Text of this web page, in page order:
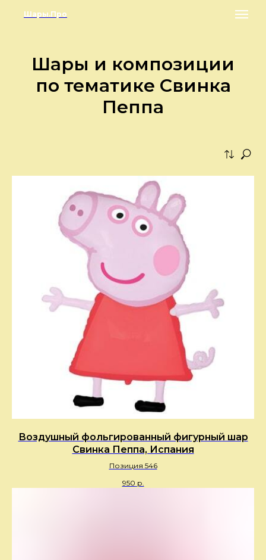
Шары.Про
Шары и композиции
по тематике Свинка
Пеппа
Воздушный фольгированный фигурный шар
Свинка Пеппа, Испания
Позиция 546
950 р.